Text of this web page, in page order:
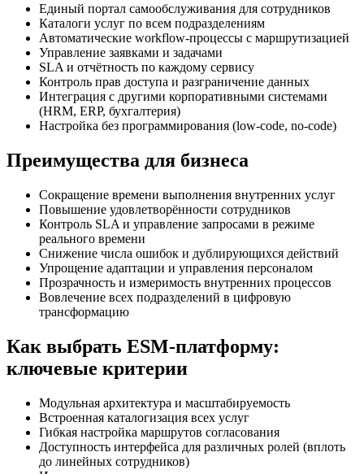
Единый портал самообслуживания для сотрудников
Каталоги услуг по всем подразделениям
Автоматические workflow-процессы с маршрутизацией
Управление заявками и задачами
SLA и отчётность по каждому сервису
Контроль прав доступа и разграничение данных
Интеграция с другими корпоративными системами
(HRM, ERP, бухгалтерия)
Настройка без программирования (low-code, no-code)
Преимущества для бизнеса
Сокращение времени выполнения внутренних услуг
Повышение удовлетворённости сотрудников
Контроль SLA и управление запросами в режиме
реального времени
Снижение числа ошибок и дублирующихся действий
Упрощение адаптации и управления персоналом
Прозрачность и измеримость внутренних процессов
Вовлечение всех подразделений в цифровую
трансформацию
Как выбрать ESM-платформу:
ключевые критерии
Модульная архитектура и масштабируемость
Встроенная каталогизация всех услуг
Гибкая настройка маршрутов согласования
Доступность интерфейса для различных ролей (вплоть
до линейных сотрудников)